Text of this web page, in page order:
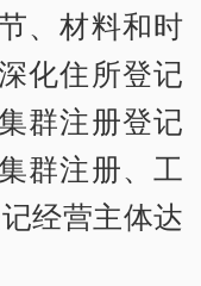
、材料和时
化住所登记
群注册登记
群注册、工
经营主体达